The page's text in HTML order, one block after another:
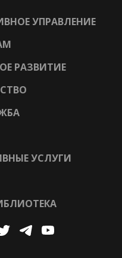
УПРАВЛЕНИЕ
РАЗВИТИЕ
УСЛУГИ